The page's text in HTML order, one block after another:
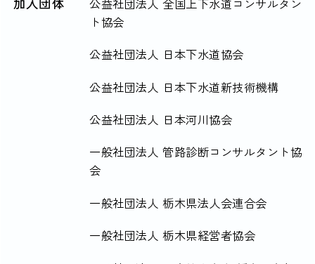
ト協会
公益社団法人 日本下水道協会
公益社団法人 日本下水道新技術機構
公益社団法人 日本河川協会
一般社団法人 管路診断コンサルタント協
会
一般社団法人 栃木県法人会連合会
一般社団法人 栃木県経営者協会